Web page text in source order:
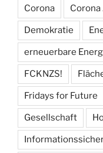
Corona Corona
Demokratie
erneuerbare
FCKNZS!
Fridays for Future
Gesellschaft